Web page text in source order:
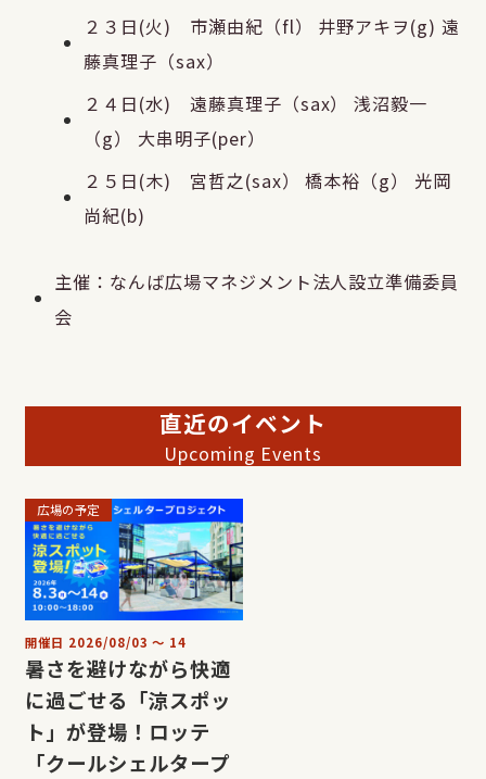
２３日(火) 市瀬由紀（fl） 井野アキヲ(g) 遠
藤真理子（sax）
２４日(水) 遠藤真理子（sax） 浅沼毅一
（g） 大串明子(per）
２５日(木) 宮哲之(sax） 橋本裕（g） 光岡
尚紀(b)
主催：なんば広場マネジメント法人設立準備委員
会
直近のイベント
Upcoming Events
広場の予定
開催日 2026/08/03 〜 14
暑さを避けながら快適
に過ごせる「涼スポッ
ト」が登場！ロッテ
「クールシェルタープ